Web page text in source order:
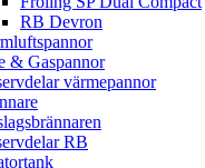
RB Devron
& Gaspannor
värmepannor
RB